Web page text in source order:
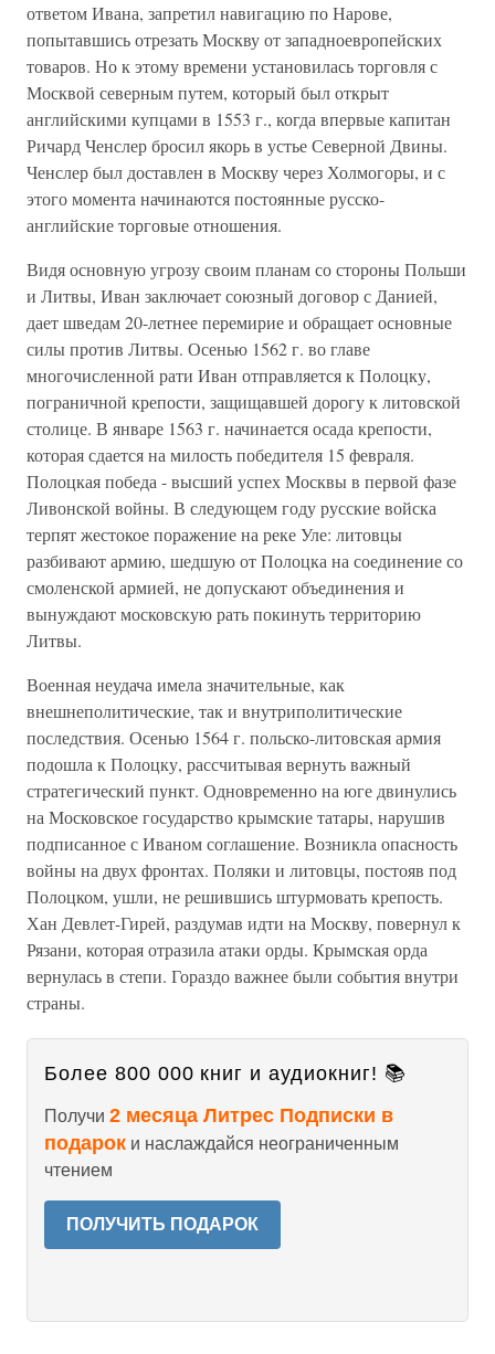
ответом Ивана, запретил навигацию по Нарове,
попытавшись отрезать Москву от западноевропейских
товаров. Но к этому времени установилась торговля с
Москвой северным путем, который был открыт
английскими купцами в 1553 г., когда впервые капитан
Ричард Ченслер бросил якорь в устье Северной Двины.
Ченслер был доставлен в Москву через Холмогоры, и с
этого момента начинаются постоянные русско-
английские торговые отношения.
Видя основную угрозу своим планам со стороны Польши
и Литвы, Иван заключает союзный договор с Данией,
дает шведам 20-летнее перемирие и обращает основные
силы против Литвы. Осенью 1562 г. во главе
многочисленной рати Иван отправляется к Полоцку,
пограничной крепости, защищавшей дорогу к литовской
столице. В январе 1563 г. начинается осада крепости,
которая сдается на милость победителя 15 февраля.
Полоцкая победа - высший успех Москвы в первой фазе
Ливонской войны. В следующем году русские войска
терпят жестокое поражение на реке Уле: литовцы
разбивают армию, шедшую от Полоцка на соединение со
смоленской армией, не допускают объединения и
вынуждают московскую рать покинуть территорию
Литвы.
Военная неудача имела значительные, как
внешнеполитические, так и внутриполитические
последствия. Осенью 1564 г. польско-литовская армия
подошла к Полоцку, рассчитывая вернуть важный
стратегический пункт. Одновременно на юге двинулись
на Московское государство крымские татары, нарушив
подписанное с Иваном соглашение. Возникла опасность
войны на двух фронтах. Поляки и литовцы, постояв под
Полоцком, ушли, не решившись штурмовать крепость.
Хан Девлет-Гирей, раздумав идти на Москву, повернул к
Рязани, которая отразила атаки орды. Крымская орда
вернулась в степи. Гораздо важнее были события внутри
страны.
Более 800 000 книг и аудиокниг! 📚
Получи 2 месяца Литрес Подписки в
подарок и наслаждайся неограниченным
чтением
ПОЛУЧИТЬ ПОДАРОК